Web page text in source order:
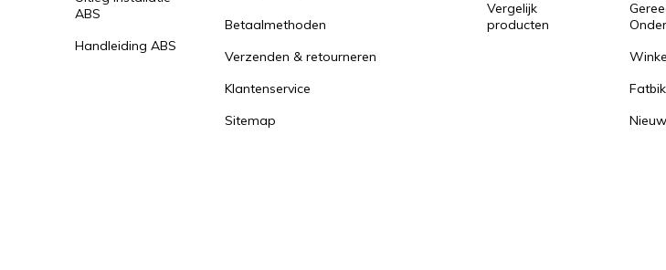
ABS
Handleiding ABS
Betaalmethoden
Verzenden & retourneren
Klantenservice
Sitemap
Vergelijk
producten